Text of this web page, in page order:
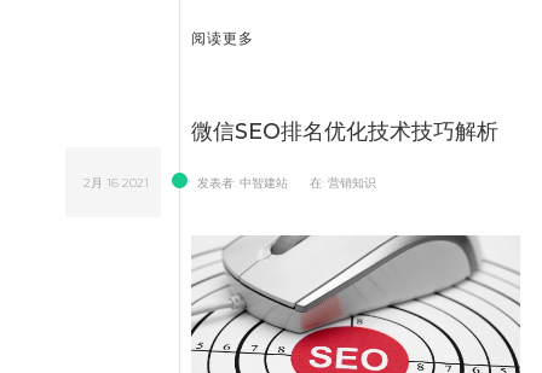
阅读更多
微信SEO排名优化技术技巧解析
发表者: 中智建站 在: 营销知识
2月 16 2021